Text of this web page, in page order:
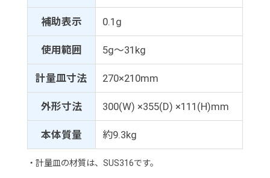
補助表示 0.1g
使用範囲 5g～31kg
計量皿寸法 270×210mm
外形寸法 300(W) ×355(D) ×111(H)mm
本体質量 約9.3kg
・計量皿の材質は、SUS316です。